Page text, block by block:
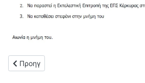
Προηγούμενο άρθρο: Αναβολή στο
Προηγ